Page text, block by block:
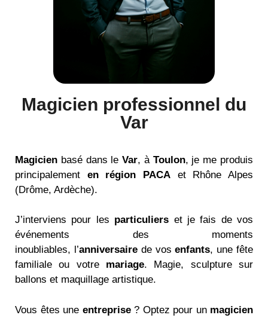
Magicien professionnel du
Var
Magicien basé dans le Var, àToulon, je me produis
principalement en région PACA et Rhône Alpes
(Drôme, Ardèche).
J’interviens pour les particuliers et je fais de vos
événements des moments
inoubliables, l’anniversairede vosenfants, une fête
familiale ou votre mariage. Magie, sculpture sur
ballons et maquillage artistique.
Vous êtes une entreprise? Optez pour un magicien